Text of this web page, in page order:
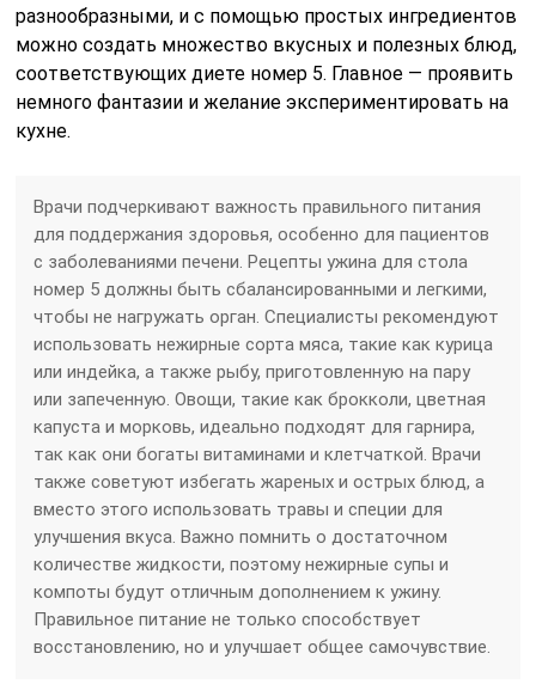
разнообразными, и с помощью простых ингредиентов
можно создать множество вкусных и полезных блюд,
соответствующих диете номер 5. Главное — проявить
немного фантазии и желание экспериментировать на
кухне.
Врачи подчеркивают важность правильного питания
для поддержания здоровья, особенно для пациентов
с заболеваниями печени. Рецепты ужина для стола
номер 5 должны быть сбалансированными и легкими,
чтобы не нагружать орган. Специалисты рекомендуют
использовать нежирные сорта мяса, такие как курица
или индейка, а также рыбу, приготовленную на пару
или запеченную. Овощи, такие как брокколи, цветная
капуста и морковь, идеально подходят для гарнира,
так как они богаты витаминами и клетчаткой. Врачи
также советуют избегать жареных и острых блюд, а
вместо этого использовать травы и специи для
улучшения вкуса. Важно помнить о достаточном
количестве жидкости, поэтому нежирные супы и
компоты будут отличным дополнением к ужину.
Правильное питание не только способствует
восстановлению, но и улучшает общее самочувствие.